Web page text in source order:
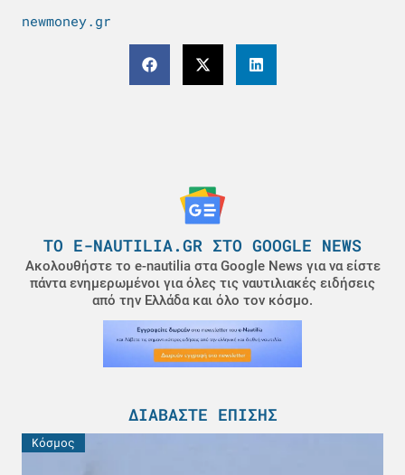
newmoney.gr
ΤΟ E-NAUTILIA.GR ΣΤΟ GOOGLE NEWS
Ακολουθήστε το e-nautilia στα Google News για να είστε
πάντα ενημερωμένοι για όλες τις ναυτιλιακές ειδήσεις
από την Ελλάδα και όλο τον κόσμο.
ΔΙΑΒΆΣΤΕ ΕΠΊΣΗΣ
Κόσμος